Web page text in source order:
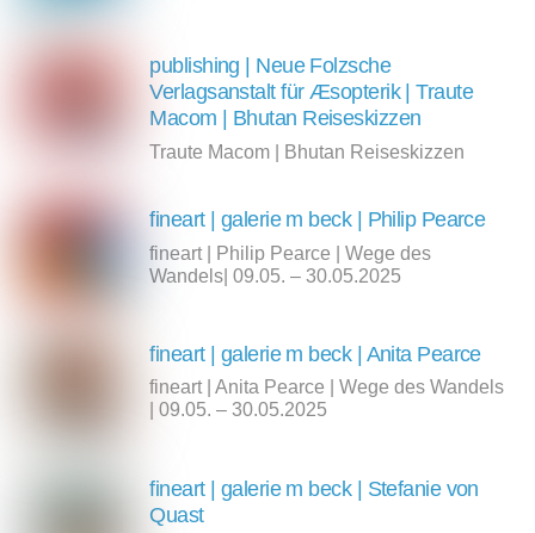
publishing | Neue Folzsche
Verlagsanstalt für Æsopterik | Traute
Macom | Bhutan Reiseskizzen
Traute Macom | Bhutan Reiseskizzen
fineart | galerie m beck | Philip Pearce
fineart | Philip Pearce | Wege des
Wandels| 09.05. – 30.05.2025
fineart | galerie m beck | Anita Pearce
fineart | Anita Pearce | Wege des Wandels
| 09.05. – 30.05.2025
fineart | galerie m beck | Stefanie von
Quast